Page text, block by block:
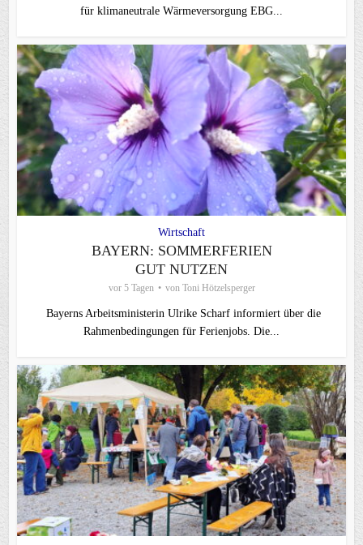
für klimaneutrale Wärmeversorgung EBG...
Wirtschaft
BAYERN: SOMMERFERIEN
GUT NUTZEN
vor 5 Tagen von Toni Hötzelsperger
Bayerns Arbeitsministerin Ulrike Scharf informiert über die
Rahmenbedingungen für Ferienjobs. Die...